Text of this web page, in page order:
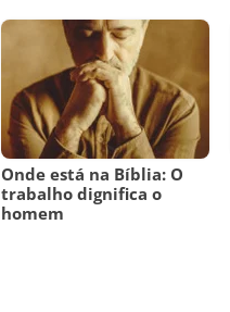
Onde está na Bíblia: O
trabalho dignifica o
homem